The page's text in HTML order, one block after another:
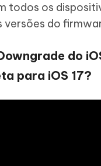
todos os
versões do
do
para iOS 17?